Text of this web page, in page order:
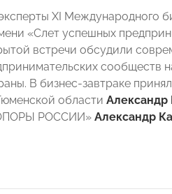
XI Международного
«Слет успешных
встречи обсудили
сообществ
В бизнес-завтраке
области
РОССИИ» Александр